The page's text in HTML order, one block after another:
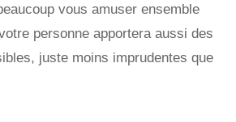
vous amuser ensemble
personne apportera aussi des
juste moins imprudentes que